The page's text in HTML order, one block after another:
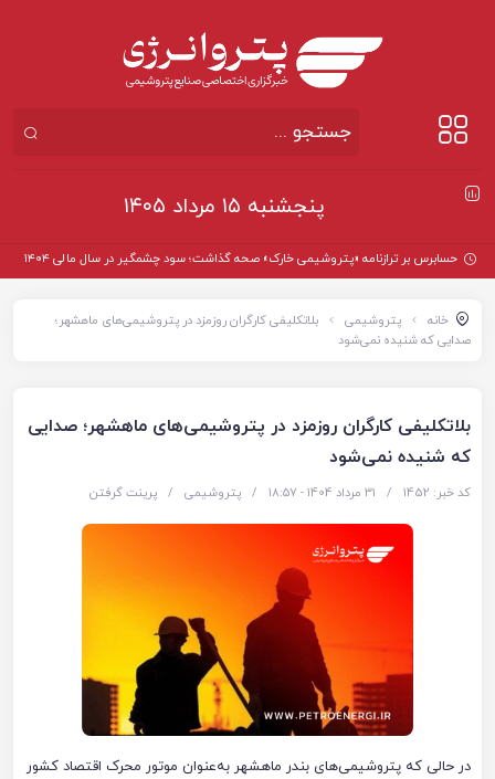
پنجشنبه ۱۵ مرداد ۱۴۰۵
حسابرس بر ترازنامه «پتروشیمی خارک» صحه گذاشت؛ سود چشمگیر در سال مالی ۱۴۰۴
خانه پتروشیمی
بلاتکلیفی کارگران روزمزد در پتروشیمی‌های ماهشهر؛
صدایی که شنیده نمی‌شود
بلاتکلیفی کارگران روزمزد در پتروشیمی‌های ماهشهر؛ صدایی
که شنیده نمی‌شود
کد خبر: 1452 / 31 مرداد 1404 - ۱۸:۵۷ / پتروشیمی / پرینت گرفتن
در حالی که پتروشیمی‌های بندر ماهشهر به‌عنوان موتور محرک اقتصاد کشور